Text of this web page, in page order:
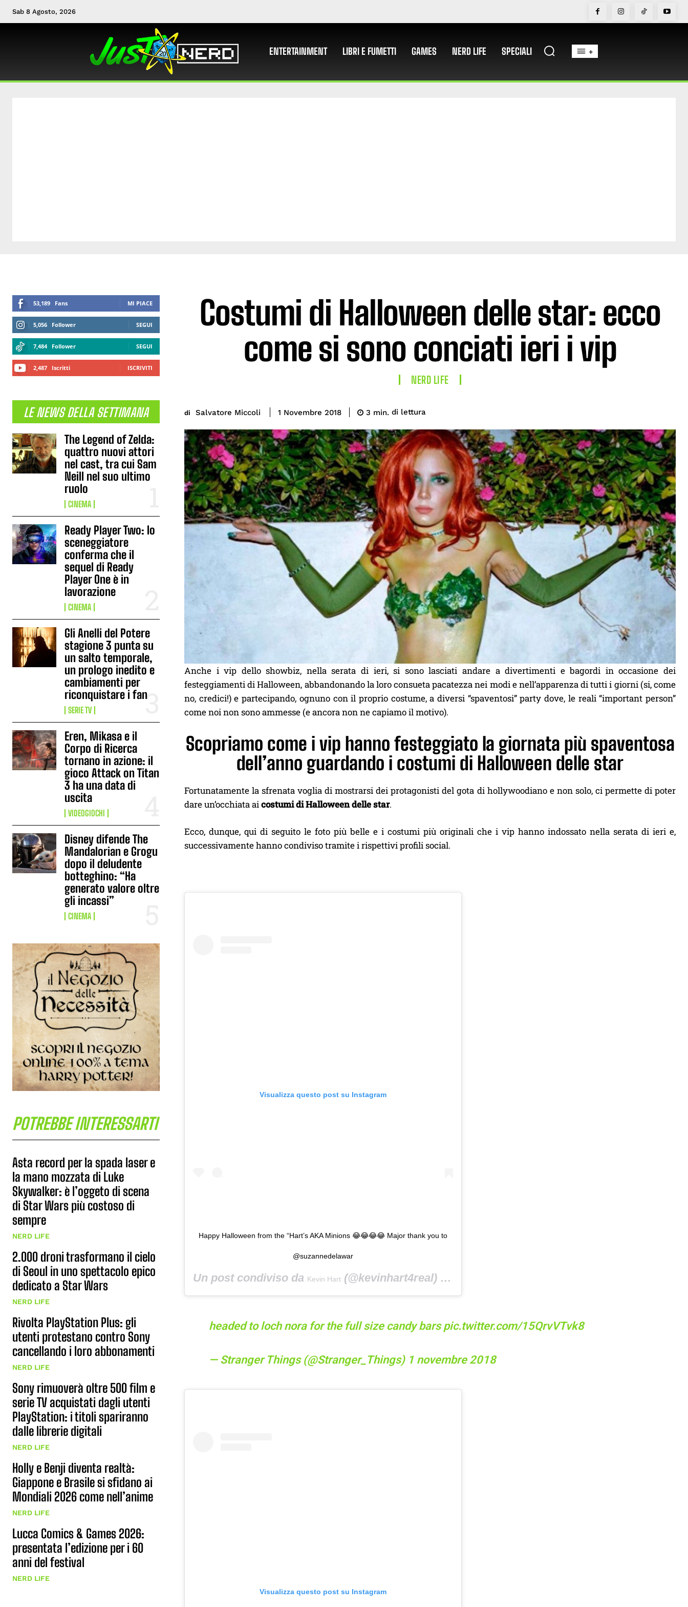
Sab 8 Agosto, 2026
ENTERTAINMENT LIBRI E FUMETTI GAMES NERD LIFE SPECIALI +
53,189 Fans MI PIACE
5,056 Follower SEGUI
7,484 Follower SEGUI
2,487 Iscritti ISCRIVITI
LE NEWS DELLA SETTIMANA
The Legend of Zelda:
quattro nuovi attori
nel cast, tra cui Sam
Neill nel suo ultimo
ruolo
CINEMA
Ready Player Two: lo
sceneggiatore
conferma che il
sequel di Ready
Player One è in
lavorazione
CINEMA
Gli Anelli del Potere
stagione 3 punta su
un salto temporale,
un prologo inedito e
cambiamenti per
riconquistare i fan
SERIE TV
Eren, Mikasa e il
Corpo di Ricerca
tornano in azione: il
gioco Attack on Titan
3 ha una data di
uscita
VIDEOGIOCHI
Disney difende The
Mandalorian e Grogu
dopo il deludente
botteghino: “Ha
generato valore oltre
gli incassi”
CINEMA
POTREBBE INTERESSARTI
Asta record per la spada laser e
la mano mozzata di Luke
Skywalker: è l’oggeto di scena
di Star Wars più costoso di
sempre
NERD LIFE
2.000 droni trasformano il cielo
di Seoul in uno spettacolo epico
dedicato a Star Wars
NERD LIFE
Rivolta PlayStation Plus: gli
utenti protestano contro Sony
cancellando i loro abbonamenti
NERD LIFE
Sony rimuoverà oltre 500 film e
serie TV acquistati dagli utenti
PlayStation: i titoli spariranno
dalle librerie digitali
NERD LIFE
Holly e Benji diventa realtà:
Giappone e Brasile si sfidano ai
Mondiali 2026 come nell’anime
NERD LIFE
Lucca Comics & Games 2026:
presentata l’edizione per i 60
anni del festival
NERD LIFE
Costumi di Halloween delle star: ecco
come si sono conciati ieri i vip
NERD LIFE
di Salvatore Miccoli 1 Novembre 2018 3 min. di lettura
Anche i vip dello showbiz, nella serata di ieri, si sono lasciati andare a divertimenti e bagordi in occasione dei
festeggiamenti di Halloween, abbandonando la loro consueta pacatezza nei modi e nell’apparenza di tutti i giorni (si, come
no, credici!) e partecipando, ognuno con il proprio costume, a diversi “spaventosi” party dove, le reali “important person”
come noi non sono ammesse (e ancora non ne capiamo il motivo).
Scopriamo come i vip hanno festeggiato la giornata più spaventosa
dell’anno guardando i costumi di Halloween delle star
Fortunatamente la sfrenata voglia di mostrarsi dei protagonisti del gota di hollywoodiano e non solo, ci permette di poter
dare un’occhiata aicostumi di Halloween delle star.
Ecco, dunque, qui di seguito le foto più belle e i costumi più originali che i vip hanno indossato nella serata di ieri e,
successivamente hanno condiviso tramite i rispettivi profili social.
Visualizza questo post su Instagram
Happy Halloween from the “Hart’s AKA Minions 😂😂😂😂 Major thank you to
@suzannedelawar
Un post condiviso da Kevin Hart (@kevinhart4real) in data:
headed to loch nora for the full size candy barspic.twitter.com/15QrvVTvk8
— Stranger Things (@Stranger_Things) 1 novembre 2018
Visualizza questo post su Instagram